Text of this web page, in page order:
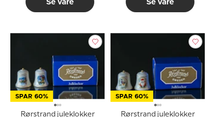
Se vare Se vare
SPAR 60%
Rørstrand juleklokker
SPAR 60%
Rørstrand juleklokker